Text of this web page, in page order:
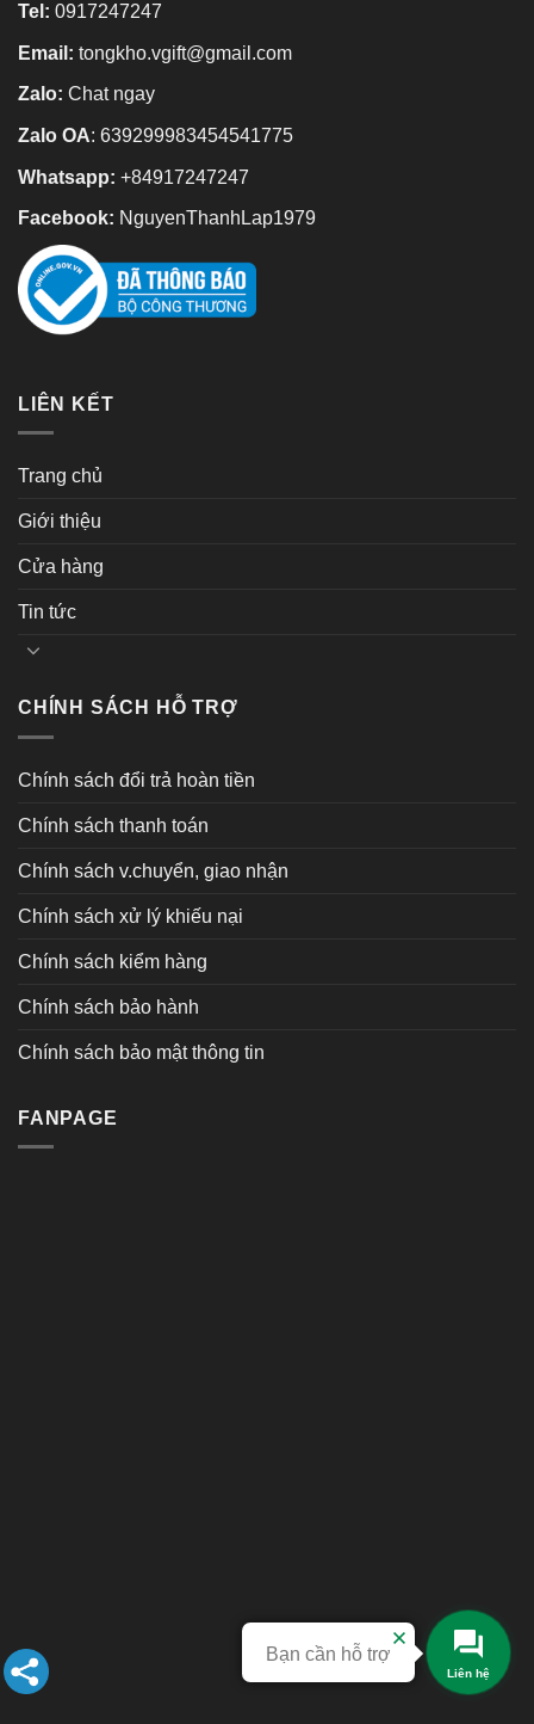
Tel: 0917247247
Email: tongkho.vgift@gmail.com
Zalo: Chat ngay
Zalo OA: 639299983454541775
Whatsapp: +84917247247
Facebook: NguyenThanhLap1979
LIÊN KẾT
Trang chủ
Giới thiệu
Cửa hàng
Tin tức
CHÍNH SÁCH HỖ TRỢ
Chính sách đổi trả hoàn tiền
Chính sách thanh toán
Chính sách v.chuyển, giao nhận
Chính sách xử lý khiếu nại
Chính sách kiểm hàng
Chính sách bảo hành
Chính sách bảo mật thông tin
FANPAGE
Liên hệ
Bạn cần hỗ trợ